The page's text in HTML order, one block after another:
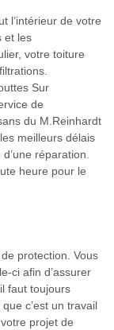
l’intérieur de votre
et les
votre toiture
Sur
de
du M.Reinhardt
meilleurs délais
d’une réparation.
heure pour le
protection. Vous
ci afin d’assurer
faut toujours
c’est un travail
projet de